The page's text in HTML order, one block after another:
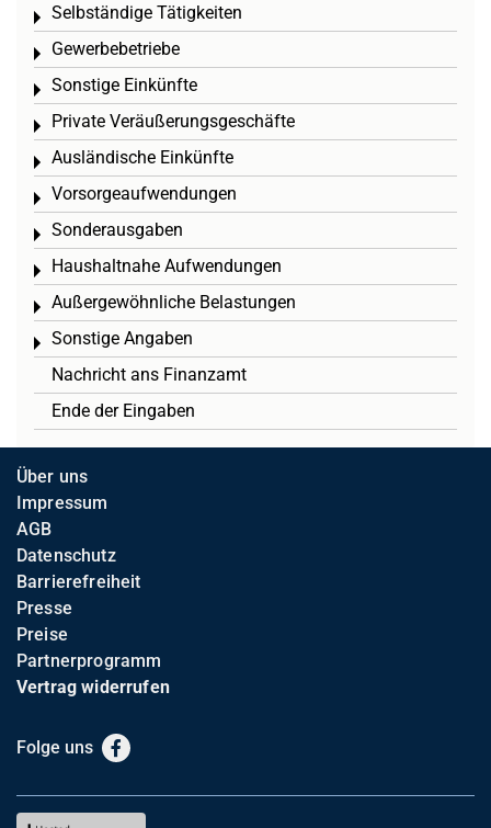
Selbständige Tätigkeiten
Toggle menu
Gewerbebetriebe
Toggle menu
Sonstige Einkünfte
Toggle menu
Private Veräußerungsgeschäfte
Toggle menu
Ausländische Einkünfte
Toggle menu
Vorsorgeaufwendungen
Toggle menu
Sonderausgaben
Toggle menu
Haushaltnahe Aufwendungen
Toggle menu
Außergewöhnliche Belastungen
Toggle menu
Sonstige Angaben
Toggle menu
Nachricht ans Finanzamt
Ende der Eingaben
Über uns
Impressum
AGB
Datenschutz
Barrierefreiheit
Presse
Preise
Partnerprogramm
Vertrag widerrufen
Folge uns Facebook